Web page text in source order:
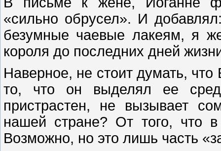
«сильно обрусел». И
безумные чаевые лакеям, я
короля до последних дней
Наверное, не стоит думать,
то, что он выделял ее
пристрастен, не вызывает
нашей стране? От того, что
Возможно, но это лишь часть